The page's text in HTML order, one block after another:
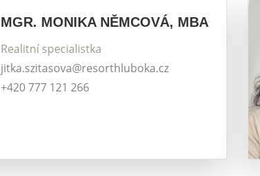
MGR. MONIKA NĚMCOVÁ, MBA
Realitní specialistka
jitka.szitasova@resorthluboka.cz
+420 777 121 266